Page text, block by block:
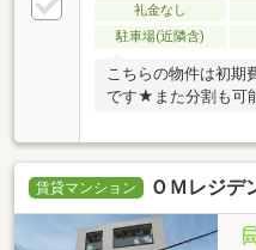
礼金なし
駐車場(近隣含)
こちらの物件は初期
です★また分割も可
賃貸マンション ＯＭレジデ